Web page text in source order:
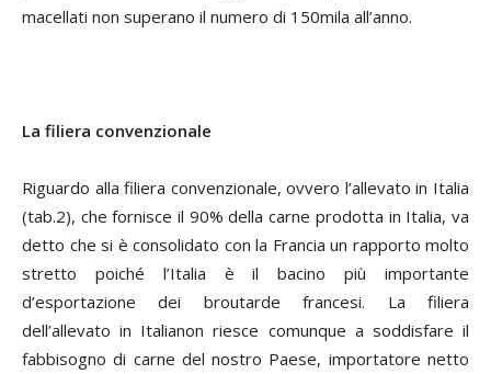
macellati non superano il numero di 150mila all’anno.
La filiera convenzionale
Riguardo alla filiera convenzionale, ovvero l’allevato in Italia
(tab.2), che fornisce il 90% della carne prodotta in Italia, va
detto che si è consolidato con la Francia un rapporto molto
stretto poiché l’Italia è il bacino più importante
d’esportazione dei broutarde francesi. La filiera
dell’allevato in Italianon riesce comunque a soddisfare il
fabbisogno di carne del nostro Paese, importatore netto